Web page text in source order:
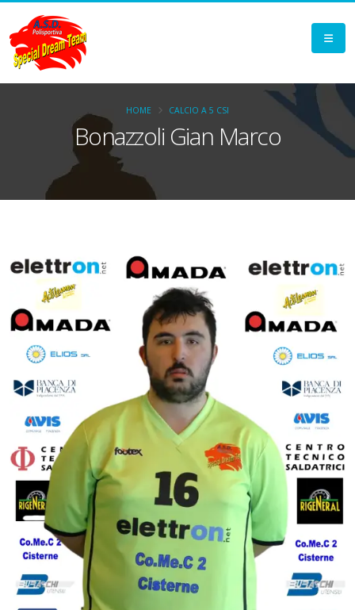
Bonazzoli Gian Marco
HOME CALCIO A 5 CSI